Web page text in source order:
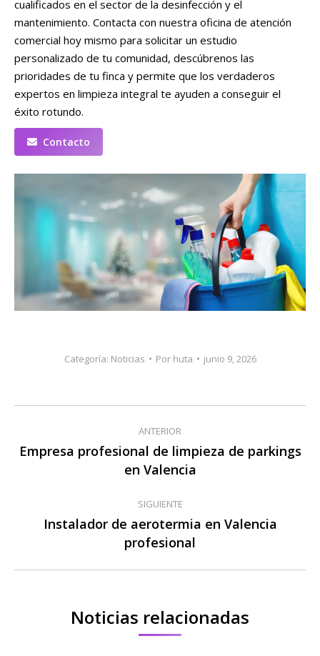
cualificados en el sector de la desinfección y el
mantenimiento. Contacta con nuestra oficina de atención
comercial hoy mismo para solicitar un estudio
personalizado de tu comunidad, descúbrenos las
prioridades de tu finca y permite que los verdaderos
expertos en limpieza integral te ayuden a conseguir el
éxito rotundo.
Contacto
Categoría: Noticias Por huta junio 9, 2026
Navegación
entre
publicaciones
ANTERIOR
Publicación
anterior:
Empresa profesional de limpieza de parkings
en Valencia
SIGUIENTE
Publicación
siguiente:
Instalador de aerotermia en Valencia
profesional
Noticias relacionadas